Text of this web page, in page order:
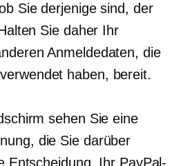
Sie derjenige sind, der
Sie daher Ihr
Anmeldedaten, die
haben, bereit.
sehen Sie eine
die Sie darüber
Entscheidung, Ihr PayPal-